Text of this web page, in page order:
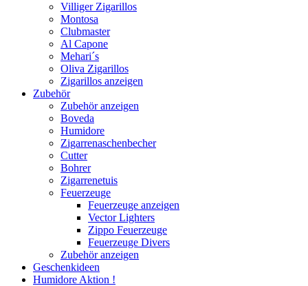
Villiger Zigarillos
Montosa
Clubmaster
Al Capone
Mehari´s
Oliva Zigarillos
Zigarillos anzeigen
Zubehör
Zubehör anzeigen
Boveda
Humidore
Zigarrenaschenbecher
Cutter
Bohrer
Zigarrenetuis
Feuerzeuge
Feuerzeuge anzeigen
Vector Lighters
Zippo Feuerzeuge
Feuerzeuge Divers
Zubehör anzeigen
Geschenkideen
Humidore Aktion !